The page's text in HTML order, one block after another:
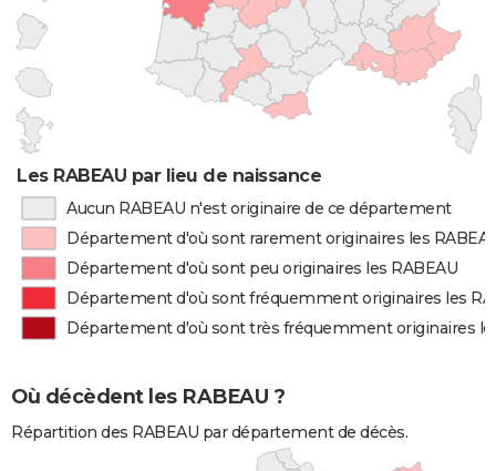
Les RABEAU par lieu de naissance
Aucun RABEAU n'est originaire de ce département
Département d'où sont rarement originaires les
Département d'où sont peu originaires les RABEAU
Département d'où sont fréquemment originaires les
Département d'où sont très fréquemment originaires
Où décèdent les RABEAU ?
Répartition des RABEAU par département de décès.